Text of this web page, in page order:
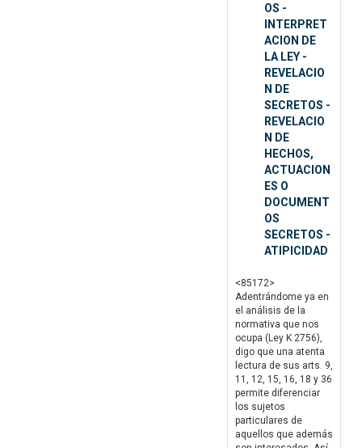
OS -
INTERPRET
ACION DE
LA LEY -
REVELACIO
N DE
SECRETOS -
REVELACIO
N DE
HECHOS,
ACTUACION
ES O
DOCUMENT
OS
SECRETOS -
ATIPICIDAD
<85172>
Adentrándome ya en
el análisis de la
normativa que nos
ocupa (Ley K 2756),
digo que una atenta
lectura de sus arts. 9,
11, 12, 15, 16, 18 y 36
permite diferenciar
los sujetos
particulares de
aquellos que además